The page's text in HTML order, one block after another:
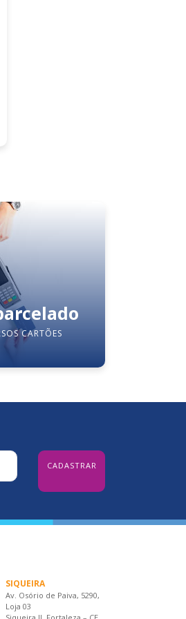
CARTÕES
SIQUEIRA
Av. Osório de Paiva, 5290,
Loja 03
Siqueira II, Fortaleza – CE